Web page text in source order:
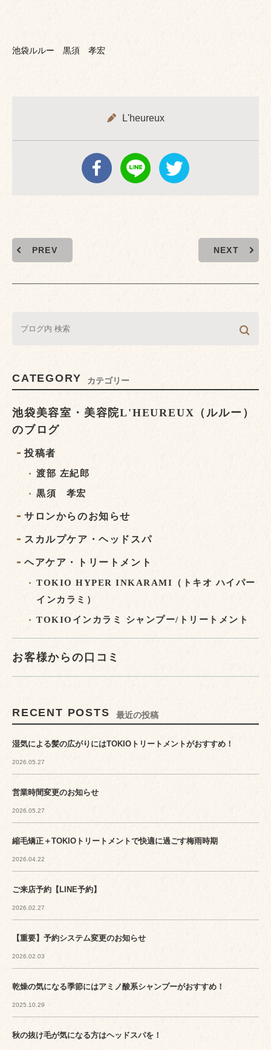
池袋ルルー 黒須 孝宏
L'heureux
PREV NEXT
CATEGORY カテゴリー
池袋美容室・美容院L'HEUREUX（ルルー）
のブログ
投稿者
渡部 左紀郎
黒須 孝宏
サロンからのお知らせ
スカルプケア・ヘッドスパ
ヘアケア・トリートメント
TOKIO HYPER INKARAMI（トキオ ハイパー
インカラミ）
TOKIOインカラミ シャンプー/トリートメント
お客様からの口コミ
RECENT POSTS 最近の投稿
湿気による髪の広がりにはTOKIOトリートメントがおすすめ！
2026.05.27
営業時間変更のお知らせ
2026.05.27
縮毛矯正＋TOKIOトリートメントで快適に過ごす梅雨時期
2026.04.22
ご来店予約【LINE予約】
2026.02.27
【重要】予約システム変更のお知らせ
2026.02.03
乾燥の気になる季節にはアミノ酸系シャンプーがおすすめ！
2025.10.29
秋の抜け毛が気になる方はヘッドスパを！